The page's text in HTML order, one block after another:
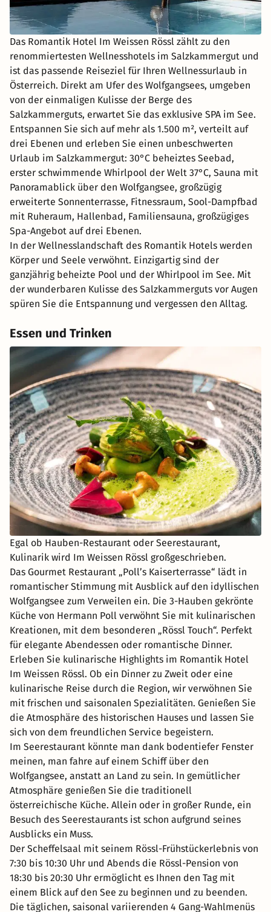
Das Romantik Hotel Im Weissen Rössl zählt zu den
renommiertesten Wellnesshotels im Salzkammergut und
ist das passende Reiseziel für Ihren Wellnessurlaub in
Österreich. Direkt am Ufer des Wolfgangsees, umgeben
von der einmaligen Kulisse der Berge des
Salzkammerguts, erwartet Sie das exklusive SPA im See.
Entspannen Sie sich auf mehr als 1.500 m², verteilt auf
drei Ebenen und erleben Sie einen unbeschwerten
Urlaub im Salzkammergut: 30°C beheiztes Seebad,
erster schwimmende Whirlpool der Welt 37°C, Sauna mit
Panoramablick über den Wolfgangsee, großzügig
erweiterte Sonnenterrasse, Fitnessraum, Sool-Dampfbad
mit Ruheraum, Hallenbad, Familiensauna, großzügiges
Spa-Angebot auf drei Ebenen.
In der Wellnesslandschaft des Romantik Hotels werden
Körper und Seele verwöhnt. Einzigartig sind der
ganzjährig beheizte Pool und der Whirlpool im See. Mit
der wunderbaren Kulisse des Salzkammerguts vor Augen
spüren Sie die Entspannung und vergessen den Alltag.
Essen und Trinken
Egal ob Hauben-Restaurant oder Seerestaurant,
Kulinarik wird Im Weissen Rössl großgeschrieben.
Das Gourmet Restaurant „Poll’s Kaiserterrasse“ lädt in
romantischer Stimmung mit Ausblick auf den idyllischen
Wolfgangsee zum Verweilen ein. Die 3-Hauben gekrönte
Küche von Hermann Poll verwöhnt Sie mit kulinarischen
Kreationen, mit dem besonderen „Rössl Touch“. Perfekt
für elegante Abendessen oder romantische Dinner.
Erleben Sie kulinarische Highlights im Romantik Hotel
Im Weissen Rössl. Ob ein Dinner zu Zweit oder eine
kulinarische Reise durch die Region, wir verwöhnen Sie
mit frischen und saisonalen Spezialitäten. Genießen Sie
die Atmosphäre des historischen Hauses und lassen Sie
sich von dem freundlichen Service begeistern.
Im Seerestaurant könnte man dank bodentiefer Fenster
meinen, man fahre auf einem Schiff über den
Wolfgangsee, anstatt an Land zu sein. In gemütlicher
Atmosphäre genießen Sie die traditionell
österreichische Küche. Allein oder in großer Runde, ein
Besuch des Seerestaurants ist schon aufgrund seines
Ausblicks ein Muss.
Der Scheffelsaal mit seinem Rössl-Frühstückerlebnis von
7:30 bis 10:30 Uhr und Abends die Rössl-Pension von
18:30 bis 20:30 Uhr ermöglicht es Ihnen den Tag mit
einem Blick auf den See zu beginnen und zu beenden.
Die täglichen, saisonal variierenden 4 Gang-Wahlmenüs